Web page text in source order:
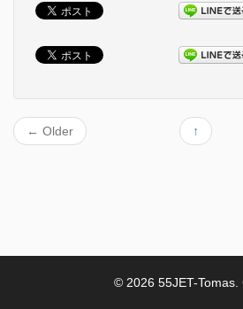
← Older ↑
© 2026 55JET-Tomas.